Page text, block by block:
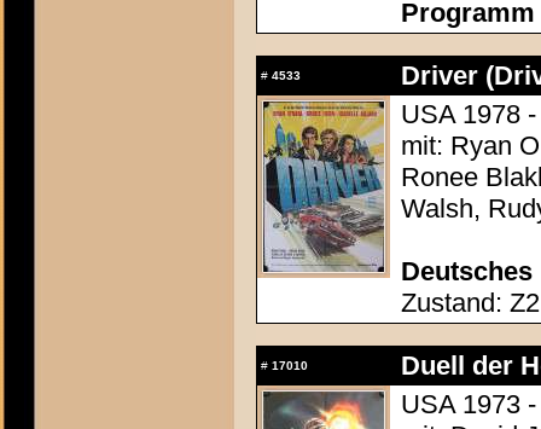
Programm
# 4533
Driver
USA 1978
mit: Ryan
Ronee
Walsh,
Deutsches
Zustand:
# 17010
Duell der
USA 1973